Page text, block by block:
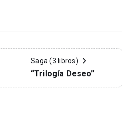
Saga (3 libros)
“Trilogía Deseo”